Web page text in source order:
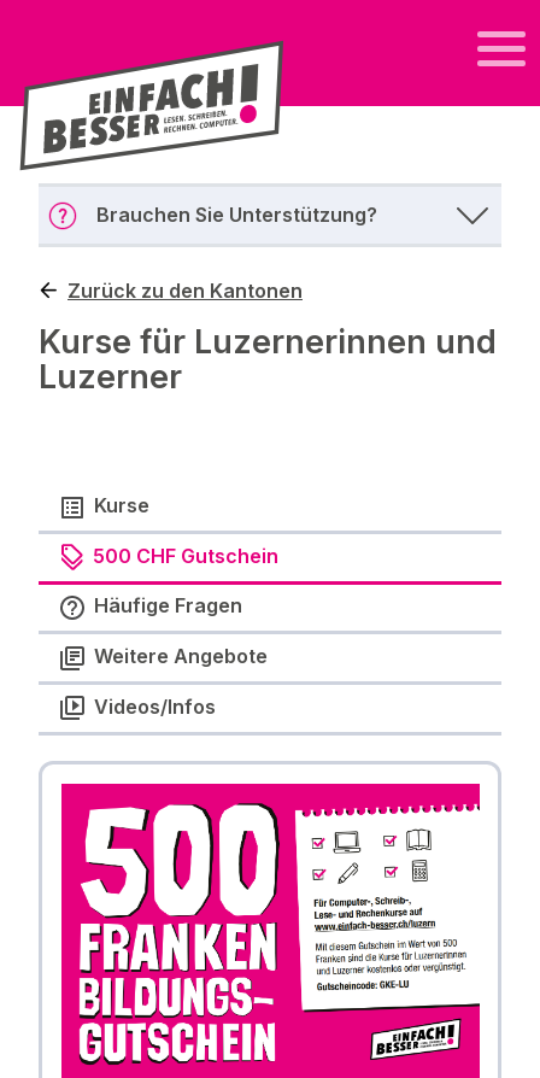
Brauchen Sie Unterstützung?
Zurück zu den Kantonen
Kurse für Luzernerinnen und
Luzerner
Kurse
500 CHF Gutschein
Häufige Fragen
Weitere Angebote
Videos/Infos